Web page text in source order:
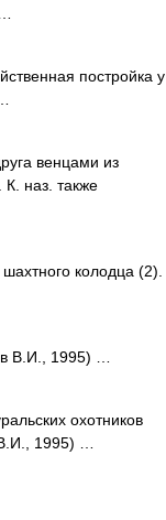
постройка у
венцами из
К. наз. также
колодца (2).
В.И., 1995) …
охотников
1995) …